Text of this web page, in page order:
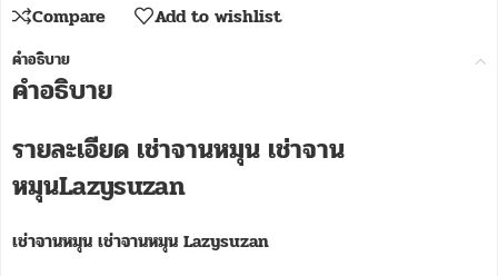
Compare
Add to wishlist
คำอธิบาย
คำอธิบาย
รายละเอียด เช่าจานหมุน เช่าจาน
หมุนLazysuzan
เช่าจานหมุน เช่าจานหมุน Lazysuzan